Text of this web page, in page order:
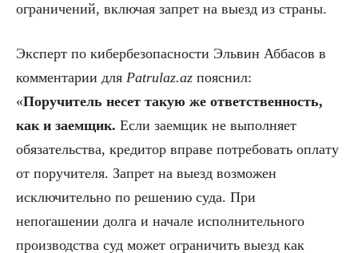
ограничений, включая запрет на выезд из страны.
Эксперт по кибербезопасности Эльвин Аббасов в
комментарии для Patrulaz.az пояснил:
«Поручитель несет такую же ответственность,
как и заемщик. Если заемщик не выполняет
обязательства, кредитор вправе потребовать оплату
от поручителя. Запрет на выезд возможен
исключительно по решению суда. При
непогашении долга и начале исполнительного
производства суд может ограничить выезд как